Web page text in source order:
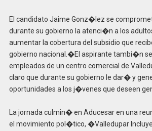
El candidato Jaime Gonz�lez se
durante su gobierno la atenci�n a los
aumentar la cobertura del subsidio que
gobierno nacional.�El aspirante tambi�n
empleados de un centro comercial de
claro que durante su gobierno le dar� y
oportunidades a los j�venes que deseen
La jornada culmin� en Aducesar en una
el movimiento pol�tico, �Valledupar